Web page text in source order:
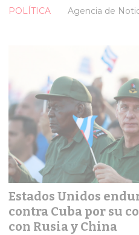
Agencia de
POLÍTICA
Estados Unidos
contra Cuba por su
con Rusia y China